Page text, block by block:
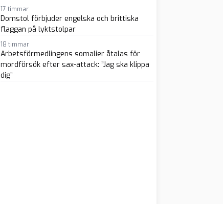
17 timmar
Domstol förbjuder engelska och brittiska
flaggan på lyktstolpar
18 timmar
Arbetsförmedlingens somalier åtalas för
mordförsök efter sax-attack: ”Jag ska klippa
dig”